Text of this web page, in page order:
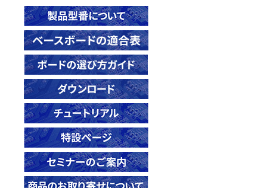
TE0820-05-5DI21MA
TE0820-05-5DI81MA
TE0821-01-3AE31PA
TE0821-01-3BE21MA
TE0821-01-3BE21ML
TE0821-01-3BI21MA
TE0821-02-2AE91PA
TE0821-02-3AE91PA
TE0821-02-3BE81MA
TE0817-02-7DI81-A
TE0818-01-9GI21-AK
TE0818-02-6BE81-A
TE0818-02-9BE81-A
TE0818-02-9BE81-AS
TE0818-02-9GI81-A
TE0818-02-9GI81-AK
TE0818-02-BBE81-A
TE0823-01-3PIU1MA
TE0729-03-62I63MAS
TE0782-02-82I33MA
TE0782-02-92I33MA
TE0782-02-A2I33MA
TE0783-02-100-2I
TE0783-02-92I33MA
TE0783-02-A2I33FA
TE0712-02-72C36-L
TE0712-02-81I36-A
TE0712-02-82C36-A
TE0712-02-82C36-L
TE0712-03-42I36-A
TE0712-03-71I36-A
TE0712-03-72C36-A
TE0712-03-72C36-L
TE0712-03-81I36-A
TE0320-00-EV02I
TE0320-00-EV02IB
TE0323-00
TE0600-04-52I11-A
TE0600-04-52I11-M
TE0600-04-72C11-A
TE0600-04-72C21-A
TE0600-04-83C21-A
TE0600-04-83I11-A
TE0741-05-D2I-1-A
TE0741-05-G2C-1-A
TE0741-05-G2I-1-A
TE0841-02-31I21-A
TE0841-02-31I21-T
TE0841-03-31C31-A
TE0841-03-32I31-A
TE0841-03-41C31-A
TE0841-03-41I31-A
22684
22938
23062
23494
23497
23498
23545
23620
23621
24640
25130
26003
26056
26186
26920
26923
26924
26925
28170